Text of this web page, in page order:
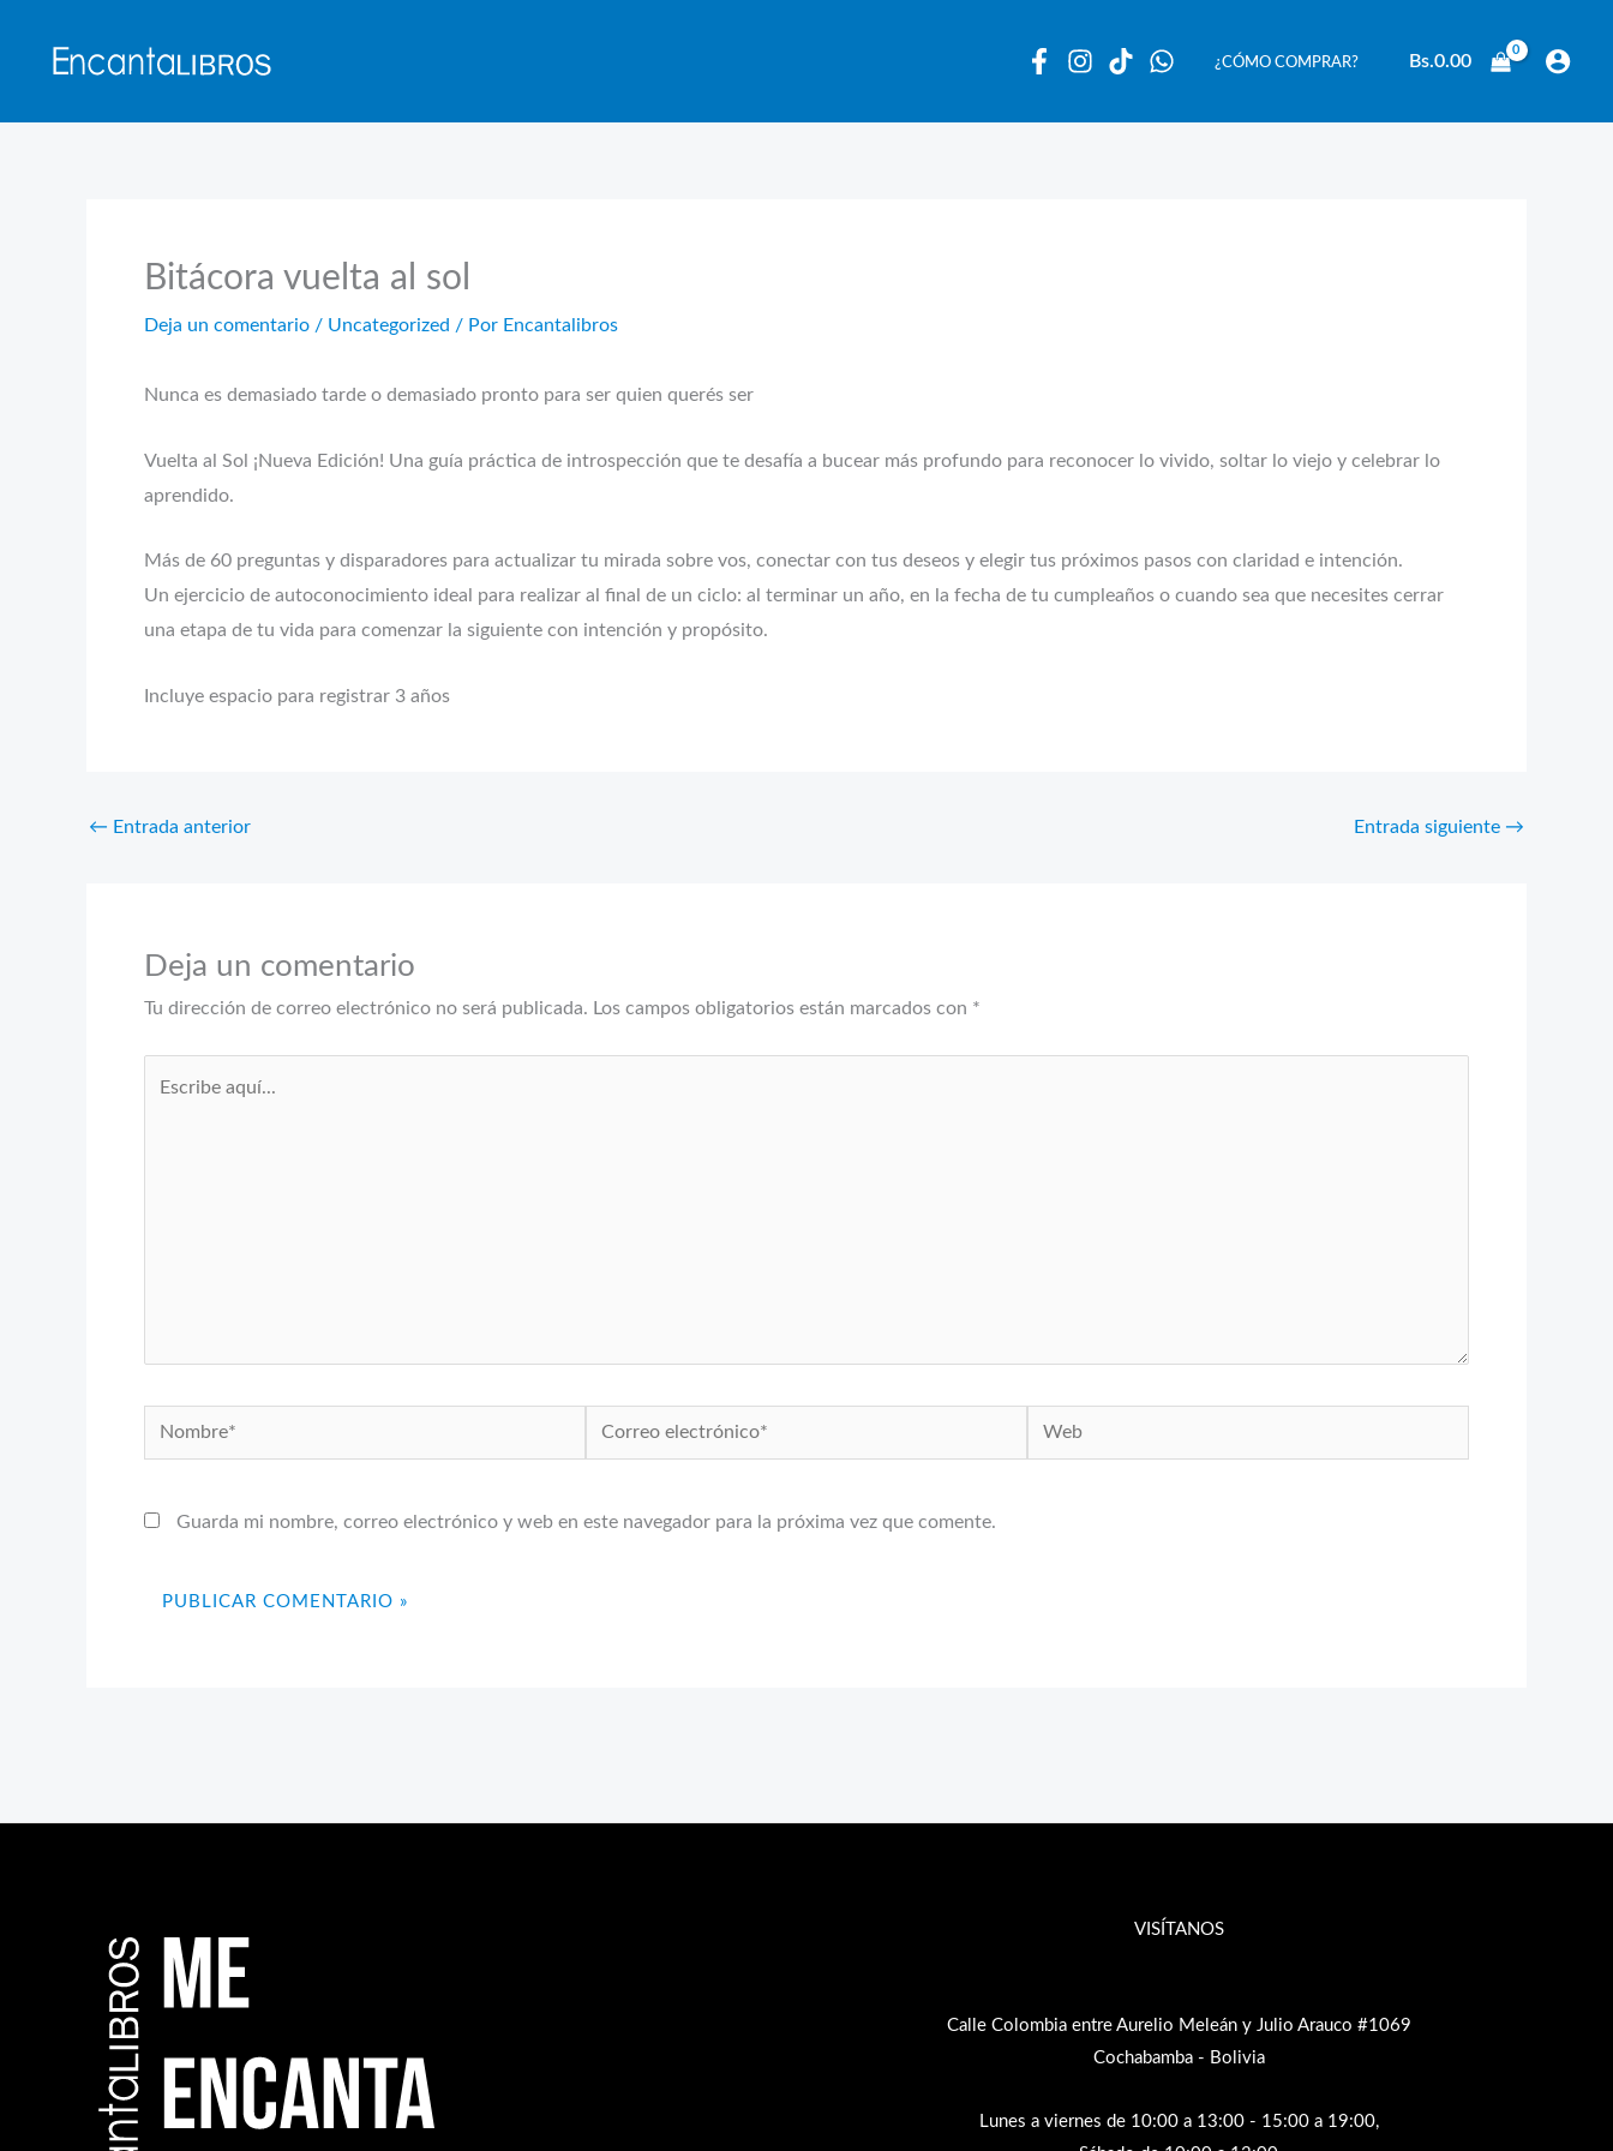
¿CÓMO COMPRAR? Bs.0.00
Bitácora vuelta al sol
Deja un comentario / Uncategorized / Por Encantalibros
Nunca es demasiado tarde o demasiado pronto para ser quien querés ser
Vuelta al Sol ¡Nueva Edición! Una guía práctica de introspección que te desafía a bucear más profundo para reconocer lo vivido, soltar lo viejo y celebrar lo
aprendido.
Más de 60 preguntas y disparadores para actualizar tu mirada sobre vos, conectar con tus deseos y elegir tus próximos pasos con claridad e intención.
Un ejercicio de autoconocimiento ideal para realizar al final de un ciclo: al terminar un año, en la fecha de tu cumpleaños o cuando sea que necesites cerrar
una etapa de tu vida para comenzar la siguiente con intención y propósito.
Incluye espacio para registrar 3 años
← Entrada anterior Entrada siguiente →
Deja un comentario
Tu dirección de correo electrónico no será publicada. Los campos obligatorios están marcados con *
Nombre*
Correo
electrónico*
Web
Guarda mi nombre, correo electrónico y web en este navegador para la próxima vez que comente.
VISÍTANOS
Calle Colombia entre Aurelio Meleán y Julio Arauco #1069
Cochabamba - Bolivia
Lunes a viernes de 10:00 a 13:00 - 15:00 a 19:00,